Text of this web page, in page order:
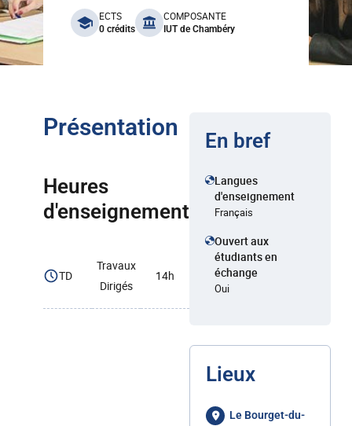
benefits
ECTS
0 crédits
COMPOSANTE
IUT de Chambéry
Présentation
Heures
d'enseignement
TD
Travaux
Dirigés
14h
En bref
Langues
d'enseignement
Français
Ouvert aux
étudiants en
échange
Oui
Lieux
Le Bourget-du-